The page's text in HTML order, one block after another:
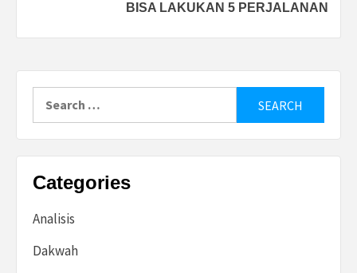
BISA LAKUKAN 5 PERJALANAN
Categories
Analisis
Dakwah